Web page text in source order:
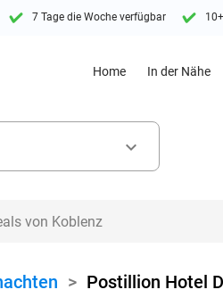
7 Tage die Woche verfügbar
Home In der Nähe
keyboard_arrow_down
> Postillion Hotel